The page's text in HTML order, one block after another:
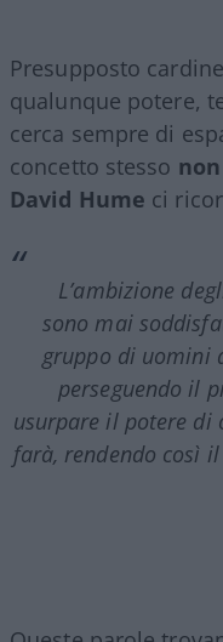
Presupposto
qualunque potere,
cerca sempre di
concetto stesso
David Hume ci
L’ambizione
sono mai
gruppo di uomini
perseguendo il
usurpare il potere di
farà, rendendo così